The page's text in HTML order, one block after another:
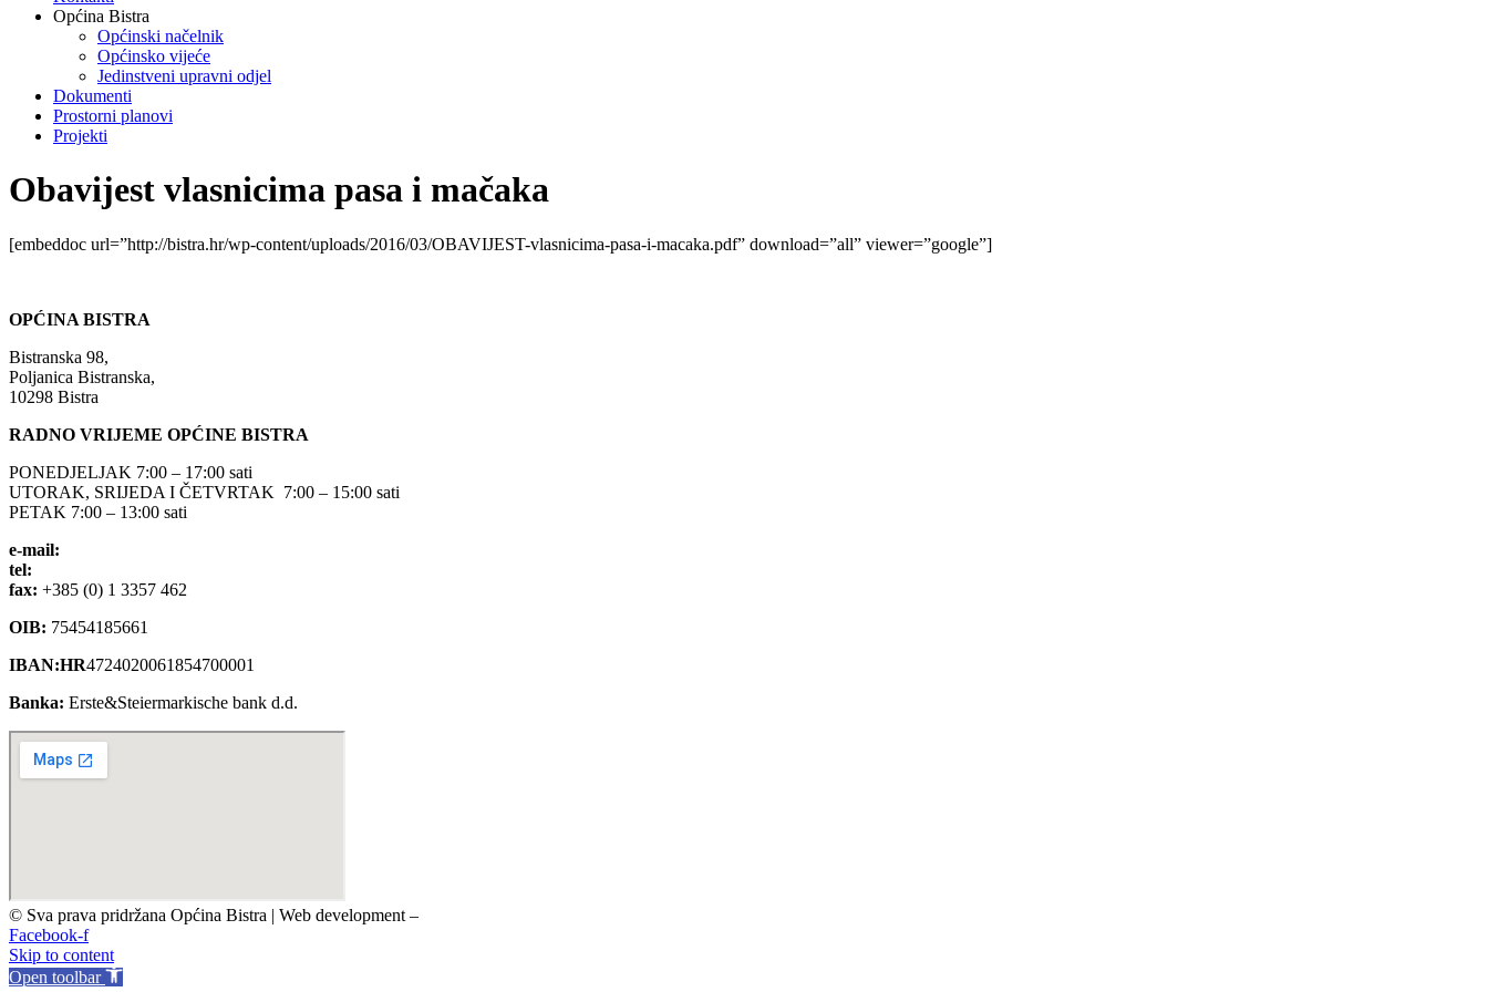
Općina Bistra
Općinski načelnik
Općinsko vijeće
Jedinstveni upravni odjel
Dokumenti
Prostorni planovi
Projekti
Obavijest vlasnicima pasa i mačaka
[embeddoc url=”http://bistra.hr/wp-content/uploads/2016/03/OBAVIJEST-vlasnicima-pasa-i-macaka.pdf” download=”all” viewer=”google”]
OPĆINA BISTRA
Bistranska 98,
Poljanica Bistranska,
10298 Bistra
RADNO VRIJEME OPĆINE BISTRA
PONEDJELJAK 7:00 – 17:00 sati
UTORAK, SRIJEDA I ČETVRTAK 7:00 – 15:00 sati
PETAK 7:00 – 13:00 sati
e-mail:
tel:
fax: +385 (0) 1 3357 462
OIB: 75454185661
IBAN:HR4724020061854700001
Banka: Erste&Steiermarkische bank d.d.
© Sva prava pridržana Općina Bistra | Web development –
Facebook-f
Skip to content
Open toolbar